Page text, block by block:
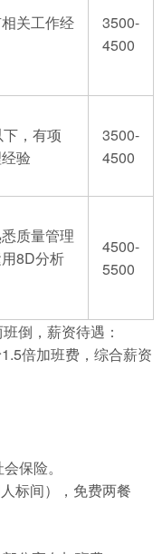
关工作经
3500-
4500
，有项
验
3500-
4500
质量管理
8D分析
4500-
5500
倒，薪资待遇：
倍加班费，综合薪资
保险。
标间），免费两餐